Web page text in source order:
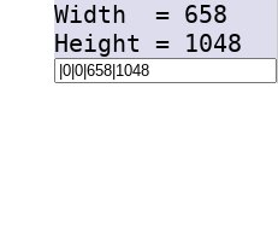
Width = 658
Height = 1048